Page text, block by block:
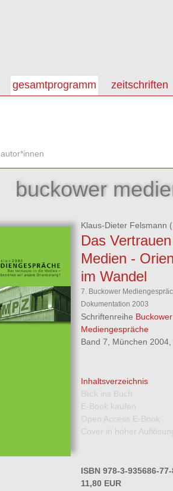
gesamtprogramm zeitschriften
autor*innen
buckower
Klaus-Dieter Felsmann
Das
Medien -
im Wandel
7. Buckower
Dokumentation 2003
Schriftenreihe Buckower
Mediengespräche
Band 7, München
Inhaltsverzeichnis
Blick ins Buch
E-Book kaufen
Open Access E-Book
Cover in hoher
ISBN 978-3-935686-
11,80 EUR